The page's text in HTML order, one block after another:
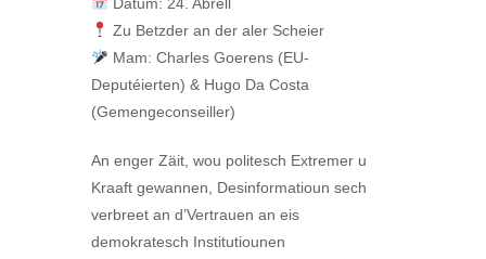
Zu Betzder an der aler Scheier
Mam: Charles Goerens (EU-
Deputéierten) & Hugo Da Costa
(Gemengeconseiller)
An enger Zäit, wou politesch Extremer u
Kraaft gewannen, Desinformatioun sech
verbreet an d’Vertrauen an eis
demokratesch Institutiounen